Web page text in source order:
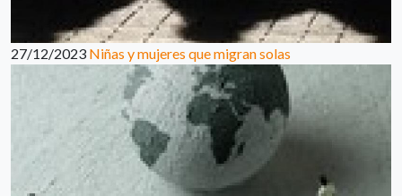
27/12/2023 Niñas y mujeres que migran solas